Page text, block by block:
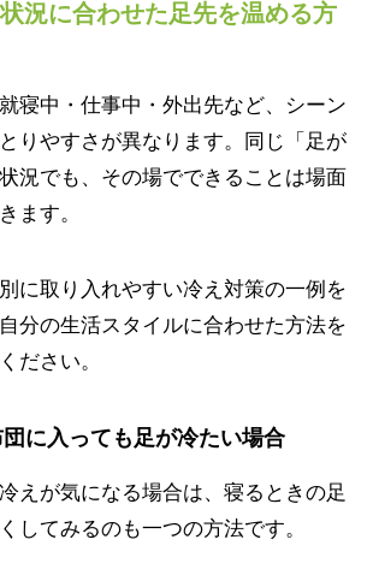
状況に合わせた足先を温める方
寝中・仕事中・外出先など、シーン
りやすさが異なります。同じ「足が
況でも、その場でできることは場面
ます。
に取り入れやすい冷え対策の一例を
分の生活スタイルに合わせた方法を
ださい。
に入っても足が冷たい場合
えが気になる場合は、寝るときの足
してみるのも一つの方法です。